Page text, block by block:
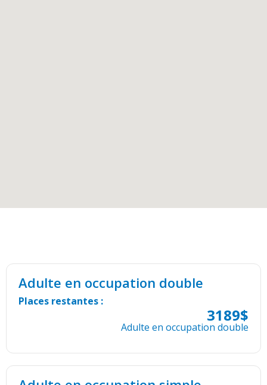
Adulte en occupation double
Places restantes :
3189$
Adulte en occupation double